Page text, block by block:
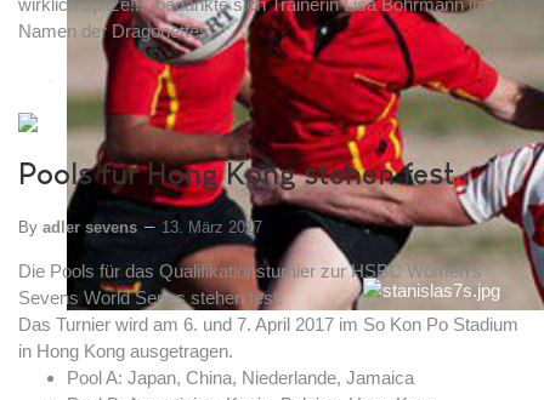
Namen der Dragonettes.
Pools für Hong Kong stehen fest
By adler sevens 13. März 2017
Die Pools für das Qualifikationsturnier zur HSBC Women's
Sevens World Series stehen fest.
Das Turnier wird am 6. und 7. April 2017 im So Kon Po Stadium
in Hong Kong ausgetragen.
Pool A: Japan, China, Niederlande, Jamaica